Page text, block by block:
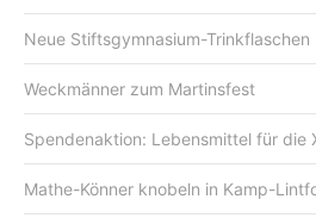
Neue Stiftsgymnasium-Trinkflaschen
Weckmänner zum Martinsfest
Spendenaktion: Lebensmittel für die
Mathe-Könner knobeln in Kamp-